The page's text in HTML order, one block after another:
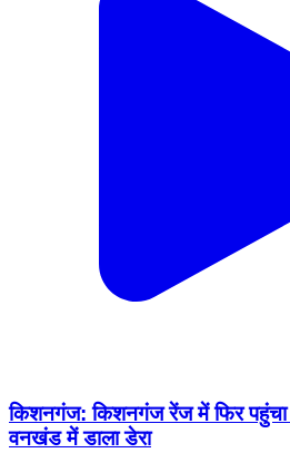
किशनगंज: किशनगंज रेंज में फिर पहुंचा
वनखंड में डाला डेरा